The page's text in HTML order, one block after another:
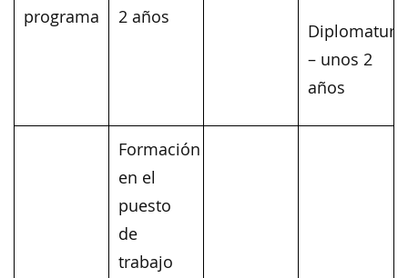
programa
2 años
Diplomatura
– unos 2
años
Formación
en el
puesto
de
trabajo